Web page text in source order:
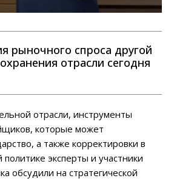
рыночного спроса другой
отрасли сегодня
отрасли, инструменты
которые может
а также корректировки в
эксперты и участники
обсудили на стратегической